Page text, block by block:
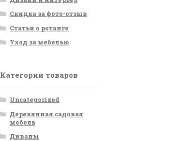
Скидка за фото-отзыв
Статьи о ротанге
Уход за мебелью
Категории товаров
Uncategorized
Деревянная садовая
мебель
Диваны